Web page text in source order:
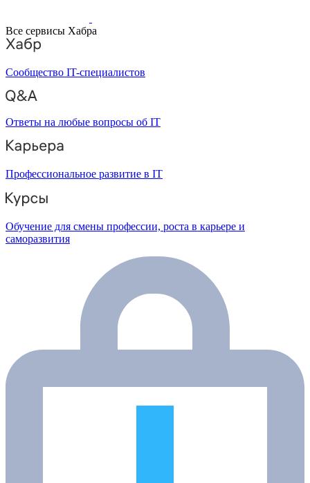
Все сервисы Хабра
Сообщество IT-специалистов
Ответы на любые вопросы об IT
Профессиональное развитие в IT
Обучение для смены профессии, роста в карьере и
саморазвития